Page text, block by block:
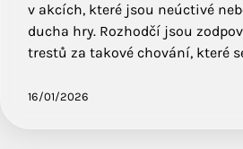
v akcích, které jsou neúctivé
ducha hry. Rozhodčí jsou
trestů za takové chování, které
16/01/2026